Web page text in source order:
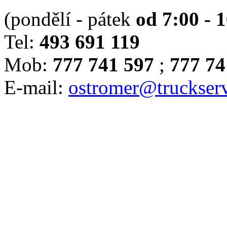
(pondělí - pátek od 7:00 -
Tel: 493 691 119
Mob: 777 741 597 ; 777
E-mail: